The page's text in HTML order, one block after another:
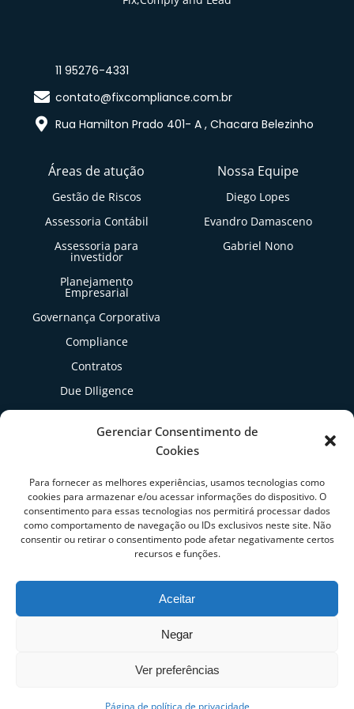
Gerenciar Consentimento de
Cookies
Para fornecer as melhores experiências, usamos tecnologias como
cookies para armazenar e/ou acessar informações do dispositivo. O
consentimento para essas tecnologias nos permitirá processar dados
como comportamento de navegação ou IDs exclusivos neste site. Não
consentir ou retirar o consentimento pode afetar negativamente certos
recursos e funções.
Aceitar
Negar
Ver preferências
Página de política de privacidade
11 95276-4331
contato@fixcompliance.com.br
Rua Hamilton Prado 401- A , Chacara Belezinho
Áreas de atução
Gestão de Riscos
Assessoria Contábil
Assessoria para
investidor
Planejamento
Empresarial
Governança Corporativa
Compliance
Contratos
Due DIligence
Nossa Equipe
Diego Lopes
Evandro Damasceno
Gabriel Nono
Artigos